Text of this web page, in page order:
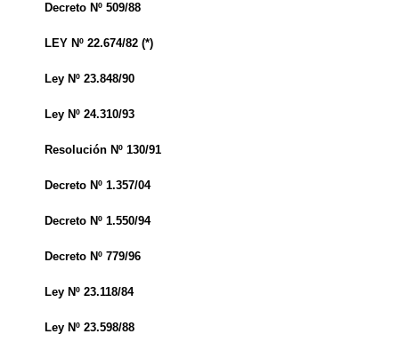
Decreto Nº 509/88
LEY Nº 22.674/82 (*)
Ley Nº 23.848/90
Ley Nº 24.310/93
Resolución Nº 130/91
Decreto Nº 1.357/04
Decreto Nº 1.550/94
Decreto Nº 779/96
Ley Nº 23.118/84
Ley Nº 23.598/88